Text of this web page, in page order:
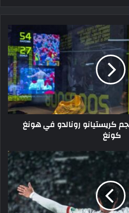
كريستيانو رونالدو في هونغ
كونغ